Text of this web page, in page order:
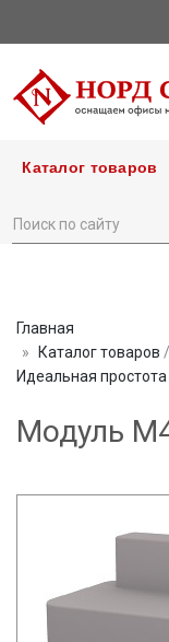
Каталог товаров
Главная
Каталог товаров /
Идеальная простота
Модуль